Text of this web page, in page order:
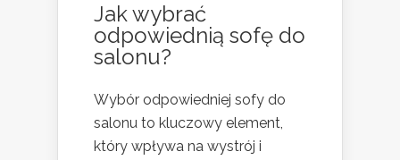
Jak wybrać
odpowiednią sofę do
salonu?
Wybór odpowiedniej sofy do
salonu to kluczowy element,
który wpływa na wystrój i